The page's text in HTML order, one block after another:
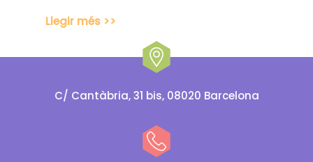
Llegir més >>
C/ Cantàbria, 31 bis, 08020 Barcelona